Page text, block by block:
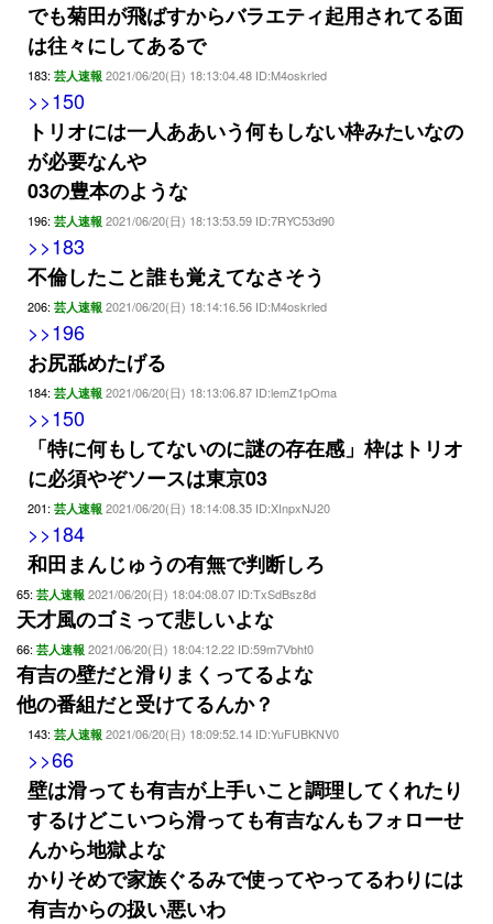
でも菊田が飛ばすからバラエティ起用されてる面
は往々にしてあるで
183: 芸人速報 2021/06/20(日) 18:13:04.48 ID:M4oskrled
>>150
トリオには一人ああいう何もしない枠みたいなの
が必要なんや
03の豊本のような
196: 芸人速報 2021/06/20(日) 18:13:53.59 ID:7RYC53d90
>>183
不倫したこと誰も覚えてなさそう
206: 芸人速報 2021/06/20(日) 18:14:16.56 ID:M4oskrled
>>196
お尻舐めたげる
184: 芸人速報 2021/06/20(日) 18:13:06.87 ID:lemZ1pOma
>>150
「特に何もしてないのに謎の存在感」枠はトリオ
に必須やぞソースは東京03
201: 芸人速報 2021/06/20(日) 18:14:08.35 ID:XInpxNJ20
>>184
和田まんじゅうの有無で判断しろ
65: 芸人速報 2021/06/20(日) 18:04:08.07 ID:TxSdBsz8d
天才風のゴミって悲しいよな
66: 芸人速報 2021/06/20(日) 18:04:12.22 ID:59m7Vbht0
有吉の壁だと滑りまくってるよな
他の番組だと受けてるんか？
143: 芸人速報 2021/06/20(日) 18:09:52.14 ID:YuFUBKNV0
>>66
壁は滑っても有吉が上手いこと調理してくれたり
するけどこいつら滑っても有吉なんもフォローせ
んから地獄よな
かりそめで家族ぐるみで使ってやってるわりには
有吉からの扱い悪いわ